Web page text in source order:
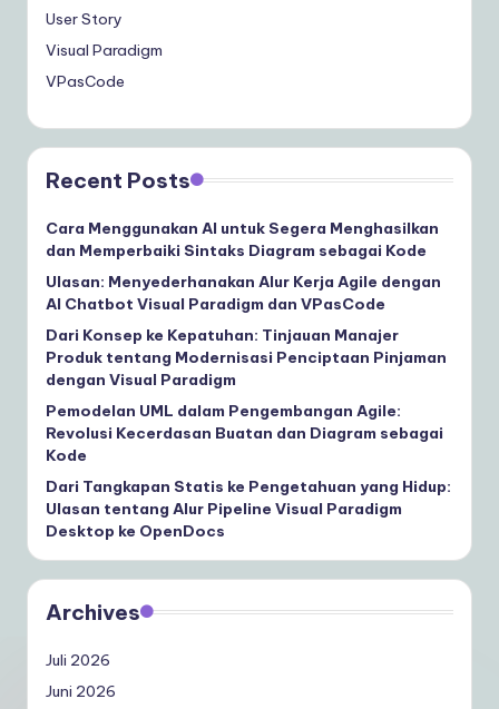
User Story
Visual Paradigm
VPasCode
Recent Posts
Cara Menggunakan AI untuk Segera Menghasilkan
dan Memperbaiki Sintaks Diagram sebagai Kode
Ulasan: Menyederhanakan Alur Kerja Agile dengan
AI Chatbot Visual Paradigm dan VPasCode
Dari Konsep ke Kepatuhan: Tinjauan Manajer
Produk tentang Modernisasi Penciptaan Pinjaman
dengan Visual Paradigm
Pemodelan UML dalam Pengembangan Agile:
Revolusi Kecerdasan Buatan dan Diagram sebagai
Kode
Dari Tangkapan Statis ke Pengetahuan yang Hidup:
Ulasan tentang Alur Pipeline Visual Paradigm
Desktop ke OpenDocs
Archives
Juli 2026
Juni 2026